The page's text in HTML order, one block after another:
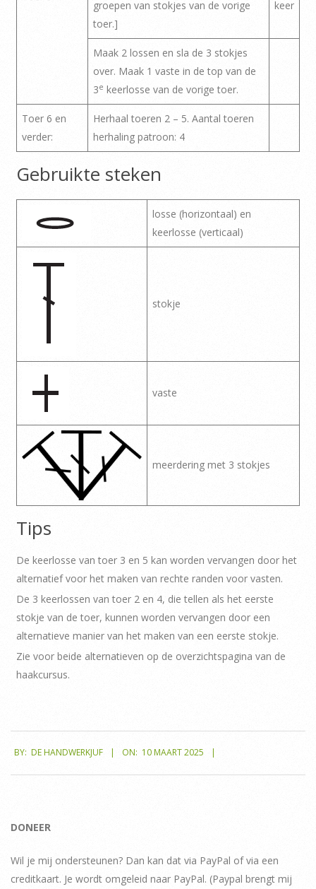
groepen van stokjes van de vorige
toer.]
keer
Maak 2 lossen en sla de 3 stokjes
over. Maak 1 vaste in de top van de
3e keerlosse van de vorige toer.
Toer 6 en
verder:
Herhaal toeren 2 – 5. Aantal toeren
herhaling patroon: 4
Gebruikte steken
losse (horizontaal) en
keerlosse (verticaal)
stokje
vaste
meerdering met 3 stokjes
Tips
De keerlosse van toer 3 en 5 kan worden vervangen door het
alternatief voor het maken van rechte randen voor vasten.
De 3 keerlossen van toer 2 en 4, die tellen als het eerste
stokje van de toer, kunnen worden vervangen door een
alternatieve manier van het maken van een eerste stokje.
Zie voor beide alternatieven op de overzichtspagina van de
haakcursus.
03-
10
BY: DE HANDWERKJUF ON: 10 MAART 2025
DONEER
Wil je mij ondersteunen? Dan kan dat via PayPal of via een
creditkaart. Je wordt omgeleid naar PayPal. (Paypal brengt mij